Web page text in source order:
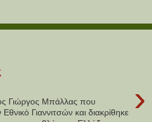
›
Γιώργος Μπάλλας που
Γιαννιτσών και διακρίθηκε